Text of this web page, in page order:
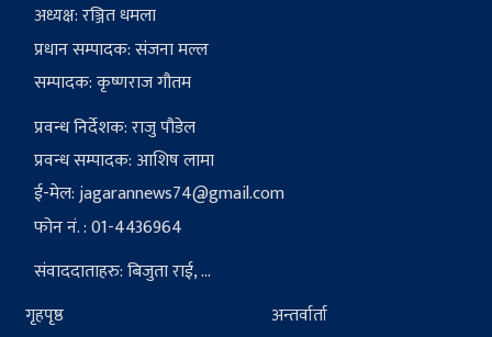
अध्यक्ष: रञ्जित धमला
प्रधान सम्पादक: संजना मल्ल
सम्पादक: कृष्णराज गौतम
प्रवन्ध निर्देशक: राजु पौडेल
प्रवन्ध सम्पादक: आशिष लामा
ई-मेल:jagarannews74@gmail.com
फोन नं. : 01-4436964
संवाददाताहरु: बिजुता राई, ...
गृहपृष्ठ
अन्तर्वार्ता